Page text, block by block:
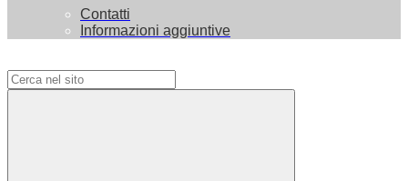
Contatti
Informazioni aggiuntive